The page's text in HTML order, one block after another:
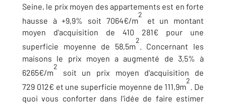
Seine, le prix moyen des appartements est en forte
hausse à +9,9% soit 7064€/m
2
et un montant
moyen d'acquisition de 410 281€ pour une
superficie moyenne de 58,5m
2
. Concernant les
maisons le prix moyen a augmenté de 3,5% à
6265€/m
2
soit un prix moyen d'acquisition de
729 012€ et une superficie moyenne de 111,9m
2
. De
quoi vous conforter dans l'idée de faire estimer